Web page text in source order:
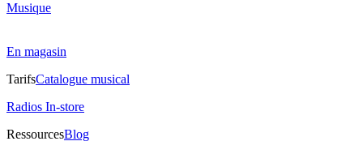
Musique
En magasin
TarifsCatalogue musical
Radios In-store
RessourcesBlog